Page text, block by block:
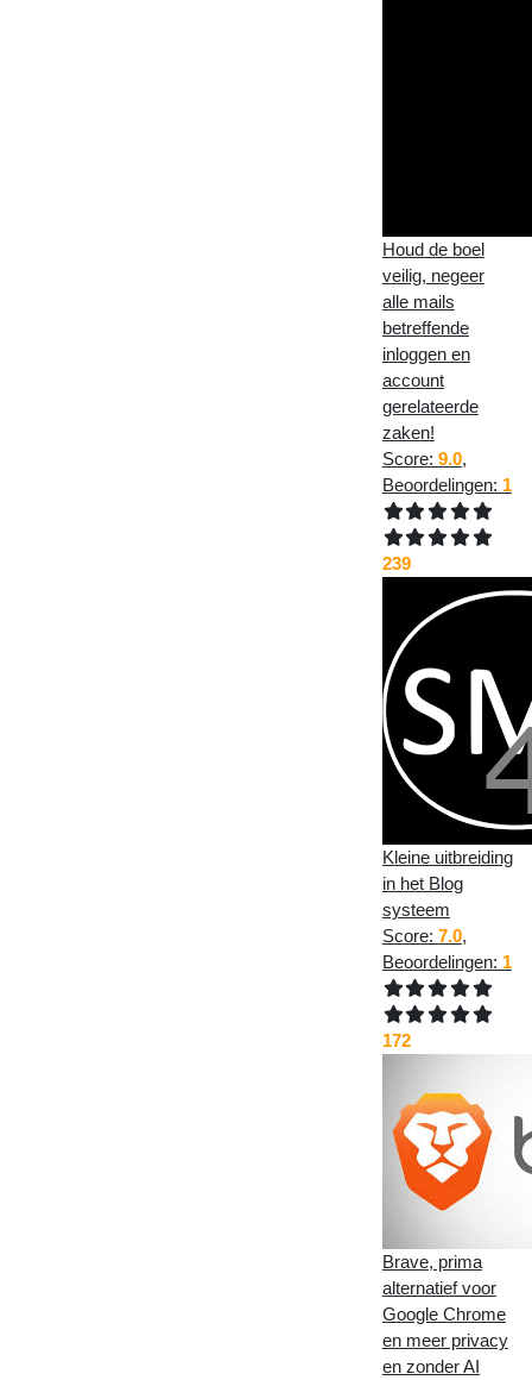
Houd de boel
veilig, negeer
alle mails
betreffende
inloggen en
account
gerelateerde
zaken!
Score: 9.0,
Beoordelingen: 1
239
Kleine uitbreiding
in het Blog
systeem
Score: 7.0,
Beoordelingen: 1
172
Brave, prima
alternatief voor
Google Chrome
en meer privacy
en zonder AI